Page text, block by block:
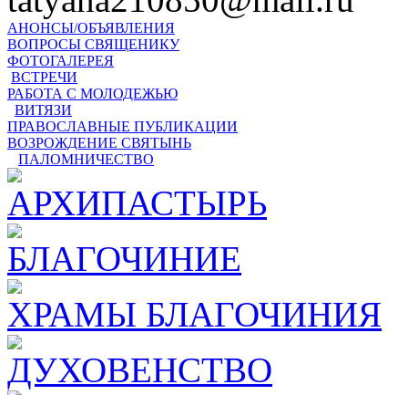
АНОНСЫ/ОБЪЯВЛЕНИЯ
ВОПРОСЫ СВЯЩЕНИКУ
ФОТОГАЛЕРЕЯ
ВСТРЕЧИ
РАБОТА С МОЛОДЕЖЬЮ
ВИТЯЗИ
ПРАВОСЛАВНЫЕ ПУБЛИКАЦИИ
ВОЗРОЖДЕНИЕ СВЯТЫНЬ
ПАЛОМНИЧЕСТВО
АРХИПАСТЫРЬ
БЛАГОЧИНИЕ
ХРАМЫ БЛАГОЧИНИЯ
ДУХОВЕНСТВО